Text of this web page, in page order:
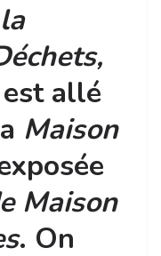
allé
Maison
Maison
. On